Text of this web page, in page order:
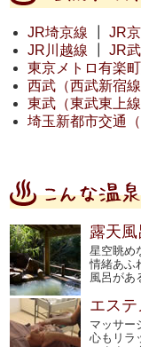
JR埼京線 ┃JR
JR川越線 ┃JR
東京メトロ有楽
西武（西武新宿
東武（東武東上
埼玉新都市交通
露天風
星空眺め
情緒あふ
風呂があ
エス
マッサー
心もリラ